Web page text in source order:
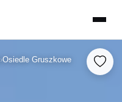
›Osiedle Gruszkowe